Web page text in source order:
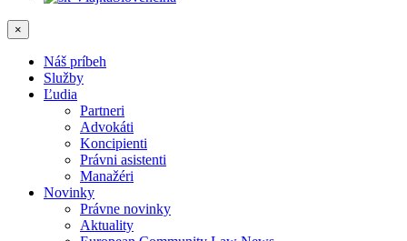
×
Náš príbeh
Služby
Ľudia
Partneri
Advokáti
Koncipienti
Právni asistenti
Manažéri
Novinky
Právne novinky
Aktuality